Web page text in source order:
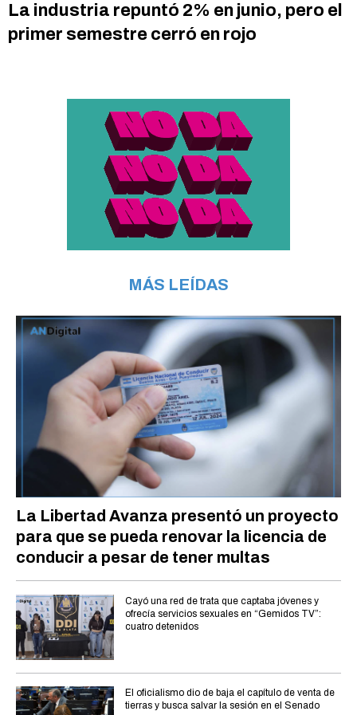
La industria repuntó 2% en junio, pero el
primer semestre cerró en rojo
MÁS LEÍDAS
La Libertad Avanza presentó un proyecto
para que se pueda renovar la licencia de
conducir a pesar de tener multas
Cayó una red de trata que captaba jóvenes y
ofrecía servicios sexuales en “Gemidos TV”:
cuatro detenidos
El oficialismo dio de baja el capítulo de venta de
tierras y busca salvar la sesión en el Senado